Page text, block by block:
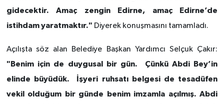
gidecektir. Amaç zengin Edirne, amaç Edirne’de
istihdam yaratmaktır." Diyerek konuşmasını tamamladı.
Açılışta söz alan Belediye Başkan Yardımcı Selçuk Çakır:
"Benim için de duygusal bir gün. Çünkü Abdi Bey’in
elinde büyüdük. İşyeri ruhsatı belgesi de tesadüfen
vekil olduğum bir günde benim imzamla açılmış. Abdi